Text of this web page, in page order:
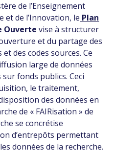
de l’Enseignement
et de l’Innovation, le Plan
Ouverte vise à structurer
et du partage des
des codes sources. Ce
large de données
fonds publics. Ceci
le traitement,
des données en
de « FAIRisation » de
se concrétise
d’entrepôts permettant
données de la recherche.